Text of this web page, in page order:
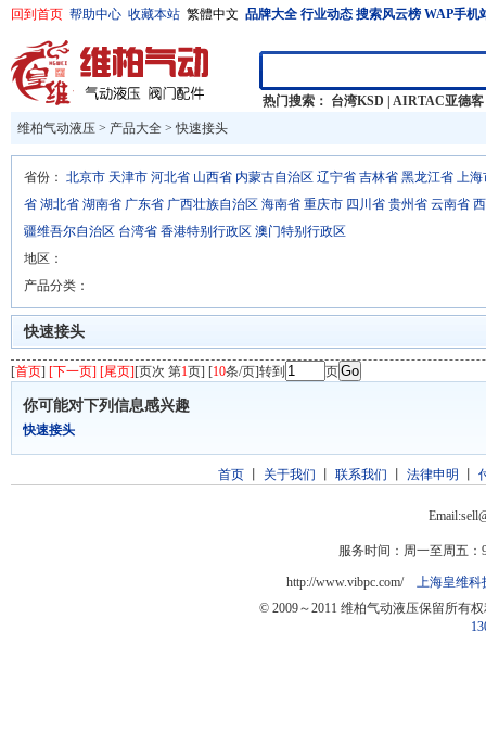
回到首页 帮助中心 收藏本站 繁體中文 品牌大全 行业动态 搜索风云榜 WAP手机
热门搜索： 台湾KSD AIRTAC亚德客
维柏气动液压 > 产品大全 >快速接头
省份： 北京市 天津市 河北省 山西省 内蒙古自治区 辽宁省 吉林省 黑龙江省 上海
省 湖北省 湖南省 广东省 广西壮族自治区 海南省 重庆市 四川省 贵州省 云南省
疆维吾尔自治区 台湾省 香港特别行政区 澳门特别行政区
地区：
产品分类：
快速接头
[首页] [下一页] [尾页][页次 第1页] [10条/页]转到 页
你可能对下列信息感兴趣
快速接头
首页丨 关于我们 联系我们 法律申明
服务时间：周一至周五：
http://www.vibpc.com/ 上海皇维科
© 2009～2011 维柏气动液压保留所有